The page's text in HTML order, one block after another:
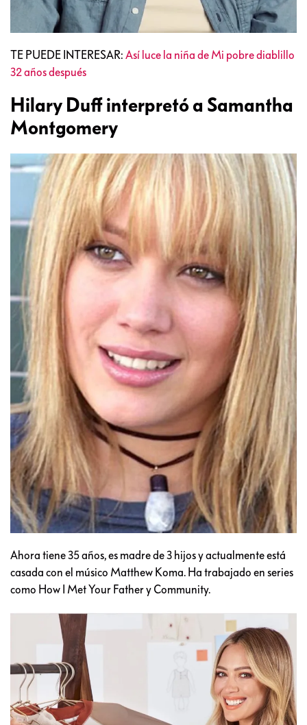
TE PUEDE INTERESAR: Así luce la niña de Mi pobre diablillo
32 años después
Hilary Duff interpretó a Samantha
Montgomery
Ahora tiene 35 años, es madre de 3 hijos y actualmente está
casada con el músico Matthew Koma. Ha trabajado en series
como How I Met Your Father y Community.